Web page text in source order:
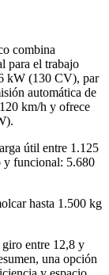
combina
para el trabajo
kW (130 CV), par
automática de
km/h y ofrece
útil entre 1.125
y funcional: 5.680
hasta 1.500 kg
entre 12,8 y
una opción